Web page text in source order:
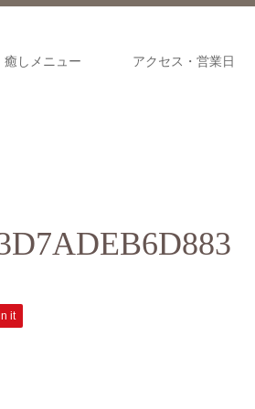
癒しメニュー アクセス・営業日
it